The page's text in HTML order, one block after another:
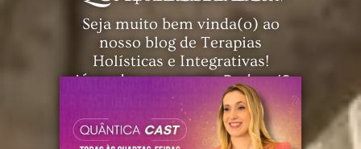
Seja muito bem vinda(o) ao
nosso blog de Terapias
Holísticas e Integrativas!
Já conhece o nossoPodcast?